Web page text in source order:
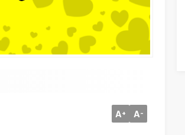
A+ A-